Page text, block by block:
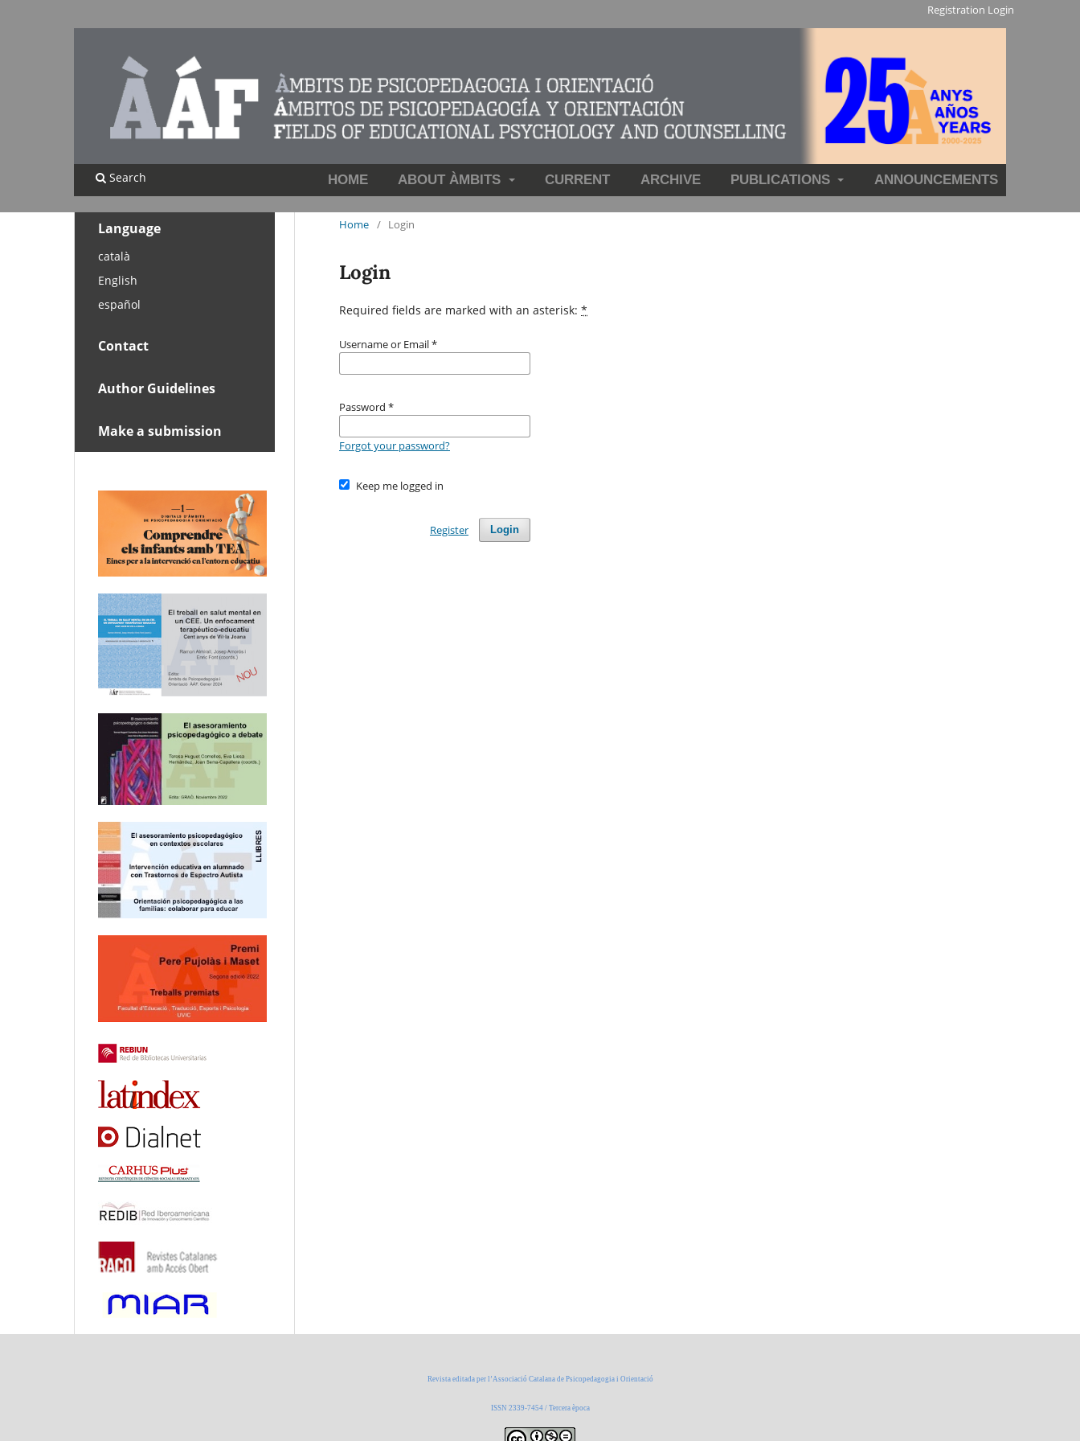
HOME ABOUT ÀMBITS CURRENT ARCHIVE PUBLICATIONS ANNOUNCEMENTS
Search
Registration Login
Home / Login
Login
Required fields are marked with an asterisk: *
Username or Email*
Password *
Forgot your password?
Keep me logged in
Login
Register
Language
català
English
español
Contact
Author Guidelines
Make a submission
Revista editada per l’Associació Catalana de Psicopedagogia i Orientació
ISSN 2339-7454 / Tercera època